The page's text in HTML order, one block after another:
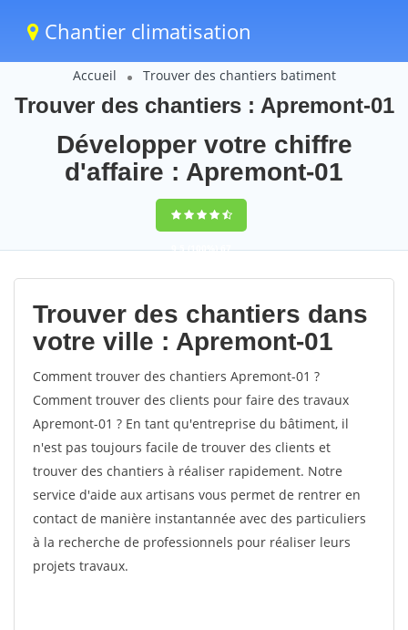
Chantier climatisation
Accueil Trouver des chantiers batiment
Trouver des chantiers : Apremont-01
Développer votre chiffre
d'affaire : Apremont-01
9,5(100%)67
votes
Trouver des chantiers dans
votre ville : Apremont-01
Comment trouver des chantiers Apremont-01 ?
Comment trouver des clients pour faire des travaux
Apremont-01 ? En tant qu'entreprise du bâtiment, il
n'est pas toujours facile de trouver des clients et
trouver des chantiers à réaliser rapidement. Notre
service d'aide aux artisans vous permet de rentrer en
contact de manière instantannée avec des particuliers
à la recherche de professionnels pour réaliser leurs
projets travaux.